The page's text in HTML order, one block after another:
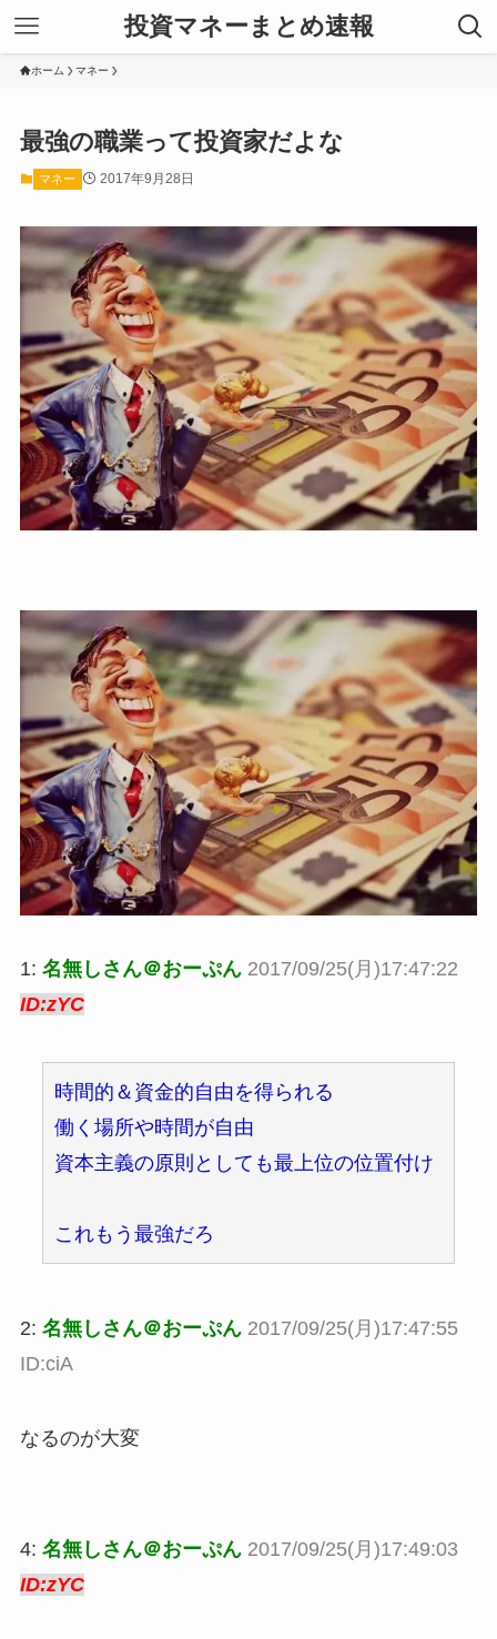
投資マネーまとめ速報
ホーム マネー
最強の職業って投資家だよな
マネー 2017年9月28日
1: 名無しさん＠おーぷん 2017/09/25(月)17:47:22
ID:zYC
時間的＆資金的自由を得られる
働く場所や時間が自由
資本主義の原則としても最上位の位置付け
これもう最強だろ
2: 名無しさん＠おーぷん 2017/09/25(月)17:47:55
ID:ciA
なるのが大変
4: 名無しさん＠おーぷん 2017/09/25(月)17:49:03
ID:zYC